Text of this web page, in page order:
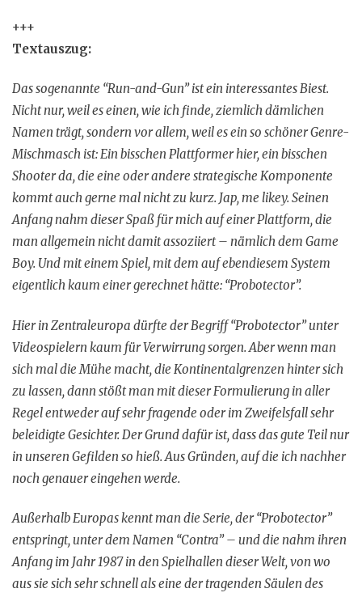
+++
Textauszug:
Das sogenannte “Run-and-Gun” ist ein interessantes Biest.
Nicht nur, weil es einen, wie ich finde, ziemlich dämlichen
Namen trägt, sondern vor allem, weil es ein so schöner Genre-
Mischmasch ist: Ein bisschen Plattformer hier, ein bisschen
Shooter da, die eine oder andere strategische Komponente
kommt auch gerne mal nicht zu kurz. Jap, me likey. Seinen
Anfang nahm dieser Spaß für mich auf einer Plattform, die
man allgemein nicht damit assoziiert – nämlich dem Game
Boy. Und mit einem Spiel, mit dem auf ebendiesem System
eigentlich kaum einer gerechnet hätte: “Probotector”.
Hier in Zentraleuropa dürfte der Begriff “Probotector” unter
Videospielern kaum für Verwirrung sorgen. Aber wenn man
sich mal die Mühe macht, die Kontinentalgrenzen hinter sich
zu lassen, dann stößt man mit dieser Formulierung in aller
Regel entweder auf sehr fragende oder im Zweifelsfall sehr
beleidigte Gesichter. Der Grund dafür ist, dass das gute Teil nur
in unseren Gefilden so hieß. Aus Gründen, auf die ich nachher
noch genauer eingehen werde.
Außerhalb Europas kennt man die Serie, der “Probotector”
entspringt, unter dem Namen “Contra” – und die nahm ihren
Anfang im Jahr 1987 in den Spielhallen dieser Welt, von wo
aus sie sich sehr schnell als eine der tragenden Säulen des